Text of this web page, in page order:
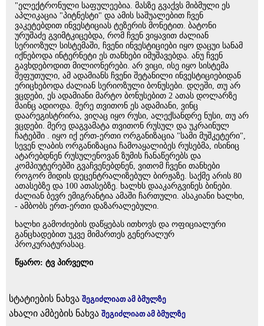
"ელექტრონული საფულეებია. მასზე გვაქვს მიბმული ეს
აპლიკაცია "პიტნესტი" და ამის საშუალებით ჩვენ
ვაკეტებდით ინვესტიციას ტეზერის მონეტით. ბატონი
ურუშაძე გვიმტკიცებდა, რომ ჩვენ ვიყავით ძალიან
სერიოზულ სისტემაში, ჩვენი ინვესტიციები იყო დაცუი სანამ
იქნებოდა ინტერნეტი ეს თანხები იმუშავებდა. ანუ ჩვენ
გავხდებოდით მილიონერები. არ ვიცი, ისე იყო სისტემა
შეფუთული, ამ ადამიანს ჩვენი შეტანილი ინვესტიციებიდან
ერიცხებოდა ძალიან სერიოზული ბონუსები. დღეში, თუ არ
ვცდები, ეს ადამიანი მარტო ბონუსებით 2 ათას დოლარზე
მაინც ადიოდა. მერე თვითონ ეს ადამიანი, ვინც
დაარეგისტრირა, ვიღაც იყო რუსი, ალექსანდრე ნუსი, თუ არ
ვცდები. მერე დაგვამატა თვითონ რუსულ და უკრაინულ
ჩატებში . იყო იქ ერთ-ერთი ორგანიზაცია "სამი მუშკეტერი",
სევენ ლაბის ორგანიზაცია ჩამოაყალიბეს რუსებმა, ისინიც
ატარებდნენ რუსულენოვან ზუმის ჩანაწერებს და
კომპიუტერებში გვაჩვენებდნენ, ვითომ ჩვენი თანხები
როგორ მიდის დეცენტრალიზებულ ბირჟაზე. საქმე არის 80
ათასებზე და 100 ათასებზე. ხალხს დააკარგვინეს ბინები.
ძალიან ბევრ ემიგრანტია ამაში ჩართული. ასაკიანი ხალხი,
- ამბობს ერთ-ერთი დაზარალებული.
ხალხი გამოძიების დაწყებას ითხოვს და ოფიციალური
განცხადებით უკვე მიმართეს გენერალურ
პროკურატურასაც.
წყარო: ტვ პირველი
სტატიების ნახვა შეგიძლიათ ამ ბმულზე
ახალი ამბების ნახვა შეგიძლიათ ამ ბმულზე